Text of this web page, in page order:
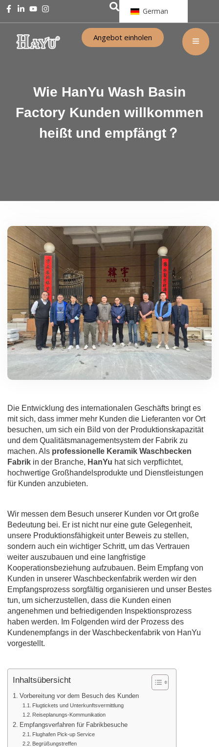
German
Angebot einholen
Wie HanYu Wash Basin
Factory Kunden willkommen
heißt und empfängt？
Die Entwicklung des internationalen Geschäfts bringt es
mit sich, dass immer mehr Kunden die Lieferanten vor Ort
besuchen, um sich ein Bild von der Produktionskapazität
und dem Qualitätsmanagementsystem der Fabrik zu
machen. Als professionelle Keramik Waschbecken
Fabrik in der Branche, HanYu hat sich verpflichtet,
hochwertige Großhandelsprodukte und Dienstleistungen
für Kunden anzubieten.
Wir messen dem Besuch unserer Kunden vor Ort große
Bedeutung bei. Er ist nicht nur eine gute Gelegenheit,
unsere Produktionsfähigkeit unter Beweis zu stellen,
sondern auch ein wichtiger Schritt, um das Vertrauen
weiter auszubauen und eine langfristige
Kooperationsbeziehung aufzubauen. Beim Empfang von
Kunden in unserer Waschbeckenfabrik werden wir den
Empfangsprozess sorgfältig organisieren und unser Bestes
tun, um sicherzustellen, dass die Kunden einen
angenehmen und befriedigenden Inspektionsprozess
haben werden. Im Folgenden wird der Prozess des
Kundenempfangs in der Waschbeckenfabrik von HanYu
vorgestellt.
Inhaltsübersicht
Vorbereitung vor dem Besuch des Kunden
Flugtickets und Unterkunftsvermittlung
Reiseplanungs-Kommunikation
Empfangsverfahren für Fabrikbesuche
Flughafen Pick-up Service
Begrüßungstreffen